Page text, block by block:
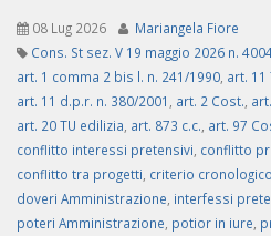
08 Lug 2026
Mariangela Fiore
Cons. St sez. V 19 maggio 2026 n.
art. 1 comma 2 bis l. n. 241/1990 art. 11
art. 11 d.p.r. n. 380/2001
art. 2 Cost.
art. 20 TU edilizia art. 873 c.c. art. 97
conflitto interessi pretensivi conflitto
conflitto tra progetti criterio cronologico
doveri Amministrazione interfessi
poteri Amministrazione potior in iure